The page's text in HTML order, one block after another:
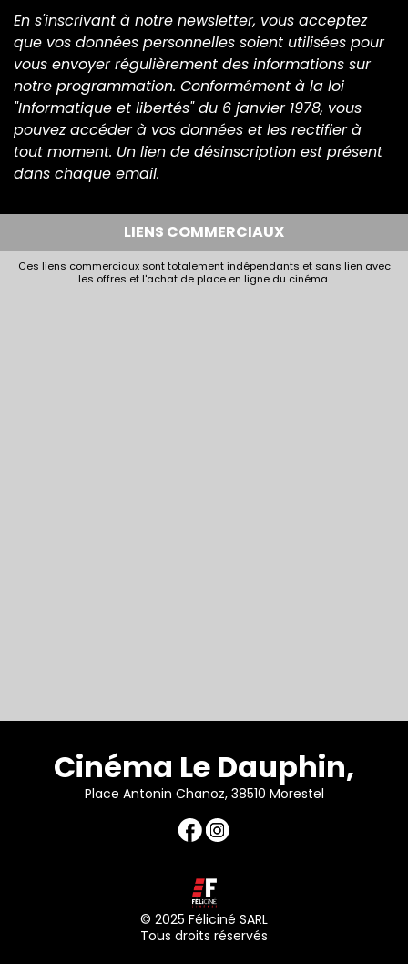
En s'inscrivant à notre newsletter, vous acceptez
que vos données personnelles soient utilisées pour
vous envoyer régulièrement des informations sur
notre programmation. Conformément à la loi
"Informatique et libertés" du 6 janvier 1978, vous
pouvez accéder à vos données et les rectifier à
tout moment. Un lien de désinscription est présent
dans chaque email.
LIENS COMMERCIAUX
Ces liens commerciaux sont totalement indépendants et sans lien avec
les offres et l'achat de place en ligne du cinéma.
Cinéma Le Dauphin,
Place Antonin Chanoz, 38510 Morestel
© 2025 Féliciné SARL
Tous droits réservés